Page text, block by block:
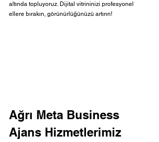
altında topluyoruz. Dijital vitrininizi profesyonel
ellere bırakın, görünürlüğünüzü artırın!
Ağrı Meta Business
Ajans Hizmetlerimiz